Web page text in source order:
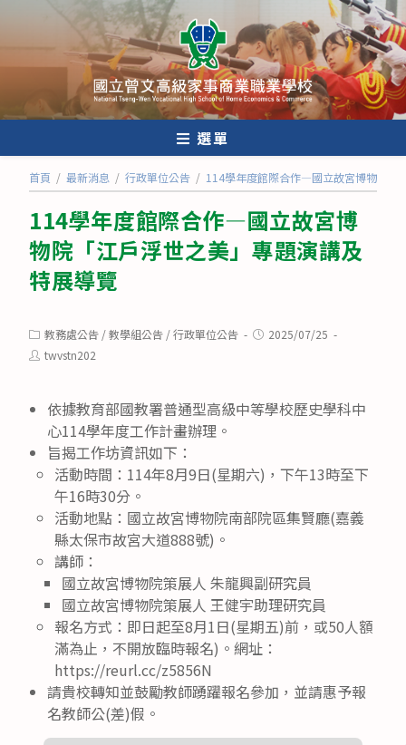
內
選單
首頁 / 最新消息 / 行政單位公告 / 114學年度館際合作—國立故宮博物院「
114學年度館際合作—國立故宮博
物院「江戶浮世之美」專題演講及
特展導覽
Post
category:
教務處公告 /教學組公告 /行政單位公告
Post2025/07/25
Posttwvstn202
依據教育部國教署普通型高級中等學校歷史學科中
心114學年度工作計畫辦理。
旨揭工作坊資訊如下：
活動時間：114年8月9日(星期六)，下午13時至下
午16時30分。
活動地點：國立故宮博物院南部院區集賢廳(嘉義
縣太保市故宮大道888號)。
講師：
國立故宮博物院策展人 朱龍興副研究員
國立故宮博物院策展人 王健宇助理研究員
報名方式：即日起至8月1日(星期五)前，或50人額
滿為止，不開放臨時報名)。網址：
https://reurl.cc/z5856N
請貴校轉知並鼓勵教師踴躍報名參加，並請惠予報
名教師公(差)假。